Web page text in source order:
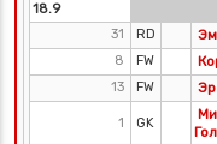
18.9
31
RD
8
FW
13
FW
1 GK